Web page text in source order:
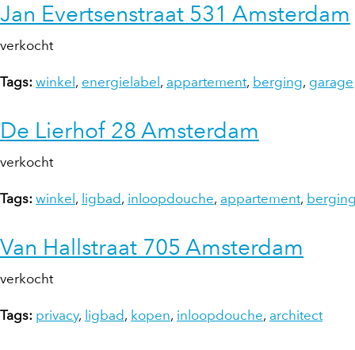
Jan Evertsenstraat 531 Amsterdam
verkocht
Tags: winkel , energielabel , appartement, berging, garage
De Lierhof 28 Amsterdam
verkocht
Tags: winkel , ligbad, inloopdouche, appartement,
Van Hallstraat 705 Amsterdam
verkocht
Tags: privacy, ligbad, kopen, inloopdouche, architect